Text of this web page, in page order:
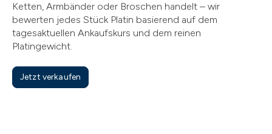
Ketten, Armbänder oder Broschen handelt – wir
bewerten jedes Stück Platin basierend auf dem
tagesaktuellen Ankaufskurs und dem reinen
Platingewicht.
Jetzt verkaufen